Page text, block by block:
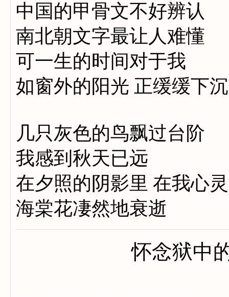
中国的甲骨文不好辨认
南北朝文字最让人难懂
可一生的时间对于我
如窗外的阳光 正缓缓下沉
几只灰色的鸟飘过台阶
我感到秋天已远
在夕照的阴影里 在我心
海棠花凄然地衰逝
怀念狱中